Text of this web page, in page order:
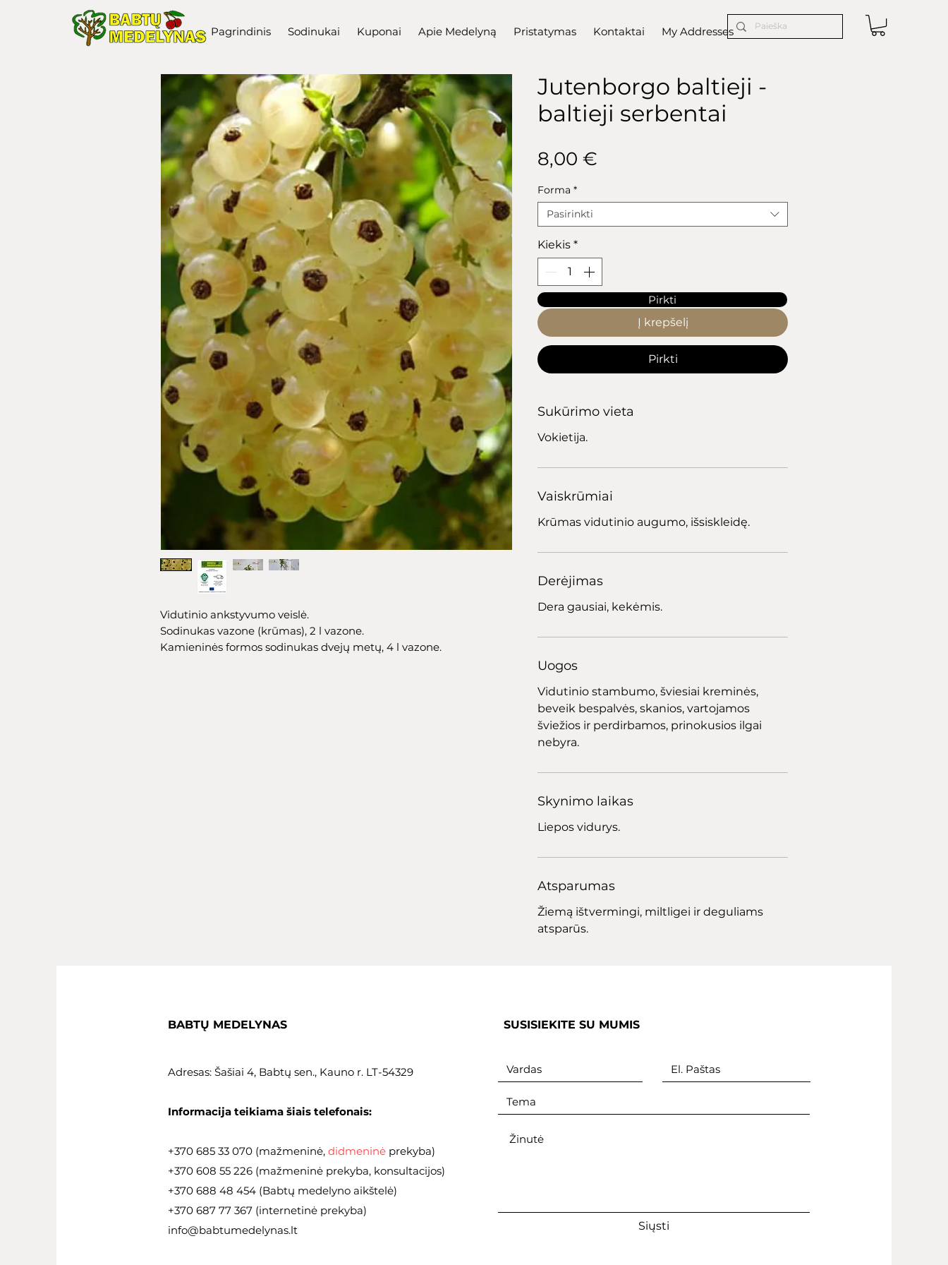
Pagrindinis Sodinukai Kuponai Apie Medelyną Pristatymas Kontaktai My Addresses
Vidutinio ankstyvumo veislė.
Sodinukas vazone (krūmas), 2 l vazone.
Kamieninės formos sodinukas dvejų metų, 4 l vazone.
Jutenborgo baltieji -
baltieji serbentai
8,00 €
Forma *
Pasirinkti
Kiekis *
Į krepšelį
Pirkti
Sukūrimo vieta
Vokietija.
Vaiskrūmiai
Krūmas vidutinio augumo, išsiskleidę.
Derėjimas
Dera gausiai, kekėmis.
Uogos
Vidutinio stambumo, šviesiai kreminės,
beveik bespalvės, skanios, vartojamos
šviežios ir perdirbamos, prinokusios ilgai
nebyra.
Skynimo laikas
Liepos vidurys.
Atsparumas
Žiemą ištvermingi, miltligei ir deguliams
atsparūs.
Pirkti
BABTŲ MEDELYNAS SUSISIEKITE SU MUMIS
Adresas: Šašiai 4, Babtų sen., Kauno r. LT-54329
Informacija teikiama šiais telefonais:
+370 685 33 070 (mažmeninė, didmeninė prekyba)
+370 608 55 226 (mažmeninė prekyba, konsultacijos)
+370 688 48 454 (Babtų medelyno aikštelė)
+370 687 77 367 (internetinė prekyba)
info@babtumedelynas.lt
Siųsti